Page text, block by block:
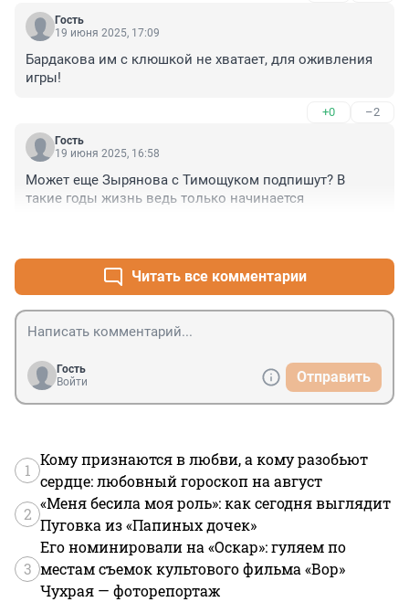
Гость
19 июня 2025, 17:09
Бардакова им с клюшкой не хватает, для оживления
игры!
+0 –2
Гость
19 июня 2025, 16:58
Может еще Зырянова с Тимощуком подпишут? В
такие годы жизнь ведь только начинается
Читать все комментарии
Гость
Войти
Отправить
1
Кому признаются в любви, а кому разобьют
сердце: любовный гороскоп на август
2
«Меня бесила моя роль»: как сегодня выглядит
Пуговка из «Папиных дочек»
3
Его номинировали на «Оскар»: гуляем по
местам съемок культового фильма «Вор»
Чухрая — фоторепортаж